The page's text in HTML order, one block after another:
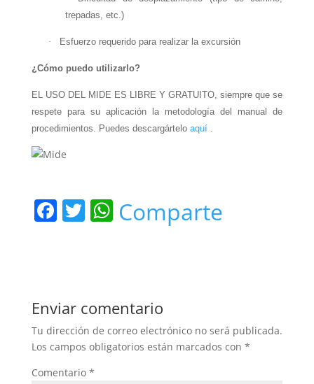
trepadas, etc.)
· Esfuerzo requerido para realizar la excursión
¿Cómo puedo utilizarlo?
EL USO DEL MIDE ES LIBRE Y GRATUITO, siempre que se
respete para su aplicación la metodología del manual de
procedimientos. Puedes descargártelo aquí.
F
b
o
o
k
T W
A
p
p
Comparte
Enviar comentario
Tu dirección de correo electrónico no será publicada.
Los campos obligatorios están marcados con *
Comentario *